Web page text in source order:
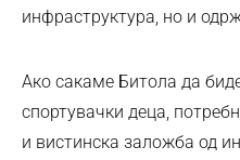
инфраструктура, но и
Ако сакаме Битола да
спортувачки деца,
и вистинска заложба од